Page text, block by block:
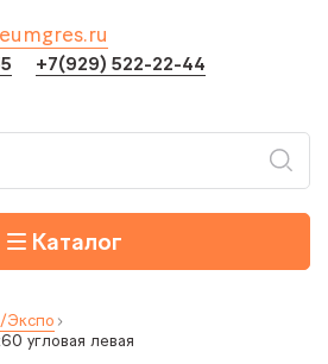
+7(929) 522-22-44
Каталог
Экспо
угловая левая